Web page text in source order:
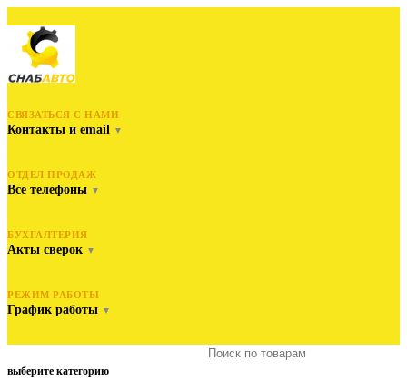
СВЯЗАТЬСЯ С НАМИ
Контакты и email ▼
ОТДЕЛ ПРОДАЖ
Все телефоны ▼
БУХГАЛТЕРИЯ
Акты сверок ▼
РЕЖИМ РАБОТЫ
График работы ▼
выберите категорию